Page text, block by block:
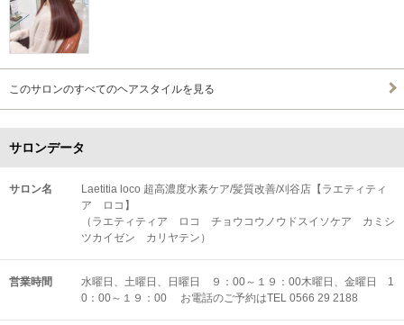
このサロンのすべてのヘアスタイルを見る
サロンデータ
サロン名
Laetitia loco 超高濃度水素ケア/髪質改善/刈谷店【ラエティティ
ア ロコ】
（ラエティティア ロコ チョウコウノウドスイソケア カミシ
ツカイゼン カリヤテン）
営業時間
水曜日、土曜日、日曜日 ９：00～１９：00木曜日、金曜日 1
0：00～１９：00 お電話のご予約はTEL 0566 29 2188